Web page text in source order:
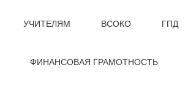
УЧИТЕЛЯМ ВСОКО ГПД
ФИНАНСОВАЯ ГРАМОТНОСТЬ